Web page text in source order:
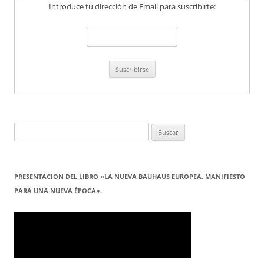
Introduce tu dirección de Email para suscribirte:
PRESENTACION DEL LIBRO «LA NUEVA BAUHAUS EUROPEA. MANIFIESTO
PARA UNA NUEVA ÉPOCA».